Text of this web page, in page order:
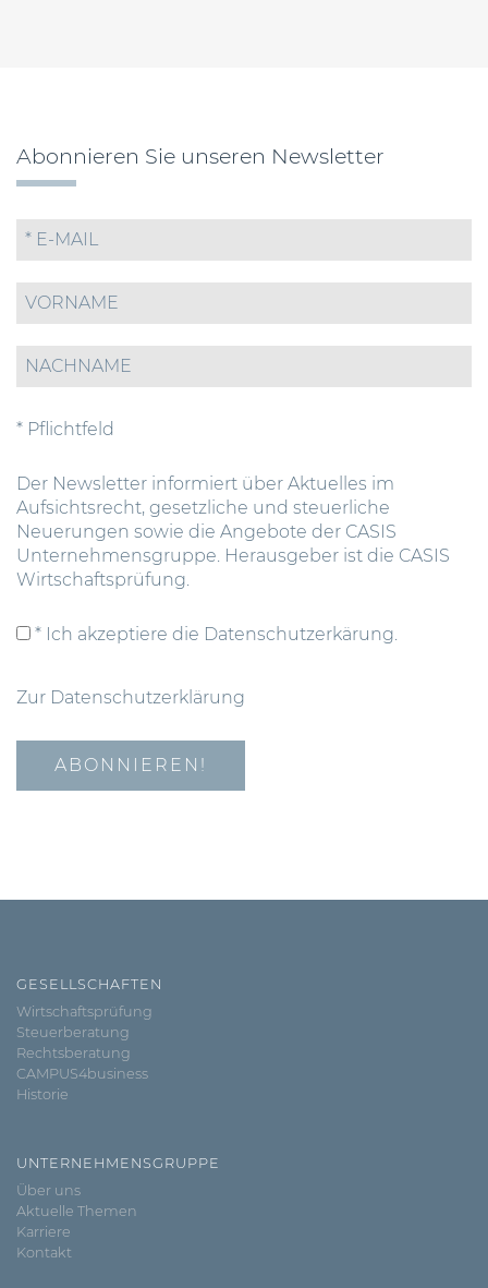
Abonnieren Sie unseren Newsletter
* Pflichtfeld
Der Newsletter informiert über Aktuelles im
Aufsichtsrecht, gesetzliche und steuerliche
Neuerungen sowie die Angebote der CASIS
Unternehmensgruppe. Herausgeber ist die CASIS
Wirtschaftsprüfung.
* Ich akzeptiere die Datenschutzerkärung.
Zur Datenschutzerklärung
GESELLSCHAFTEN
Wirtschaftsprüfung
Steuerberatung
Rechtsberatung
CAMPUS4business
Historie
UNTERNEHMENSGRUPPE
Über uns
Aktuelle Themen
Karriere
Kontakt